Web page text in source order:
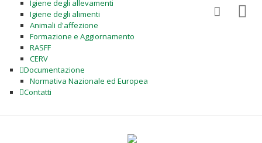
Igiene degli allevamenti
Igiene degli alimenti
Animali d'affezione
Formazione e Aggiornamento
RASFF
CERV
Documentazione
Normativa Nazionale ed Europea
Contatti